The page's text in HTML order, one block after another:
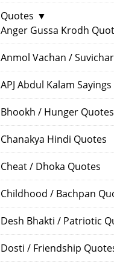
Quotes ▼
Anger Gussa Krodh
Anmol Vachan / Suvichar
APJ Abdul Kalam Sayings
Bhookh / Hunger Quotes
Chanakya Hindi Quotes
Cheat / Dhoka Quotes
Childhood / Bachpan
Desh Bhakti / Patriotic
Dosti / Friendship